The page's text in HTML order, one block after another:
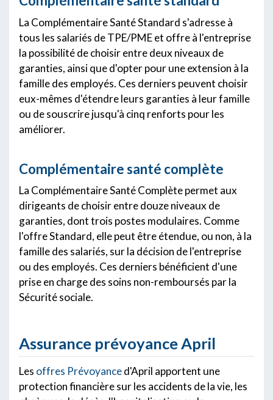
La Complémentaire Santé Standard s'adresse à
tous les salariés de TPE/PME et offre à l'entreprise
la possibilité de choisir entre deux niveaux de
garanties, ainsi que d'opter pour une extension à la
famille des employés. Ces derniers peuvent choisir
eux-mêmes d'étendre leurs garanties à leur famille
ou de souscrire jusqu'à cinq renforts pour les
améliorer.
Complémentaire santé complète
La Complémentaire Santé Complète permet aux
dirigeants de choisir entre douze niveaux de
garanties, dont trois postes modulaires. Comme
l'offre Standard, elle peut être étendue, ou non, à la
famille des salariés, sur la décision de l'entreprise
ou des employés. Ces derniers bénéficient d'une
prise en charge des soins non-remboursés par la
Sécurité sociale.
Assurance prévoyance April
Les offres Prévoyanced'April apportent une
protection financière sur les accidents de la vie, les